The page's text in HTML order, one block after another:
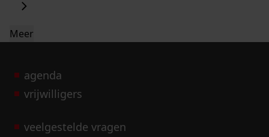
Meer
agenda
vrijwilligers
veelgestelde vragen